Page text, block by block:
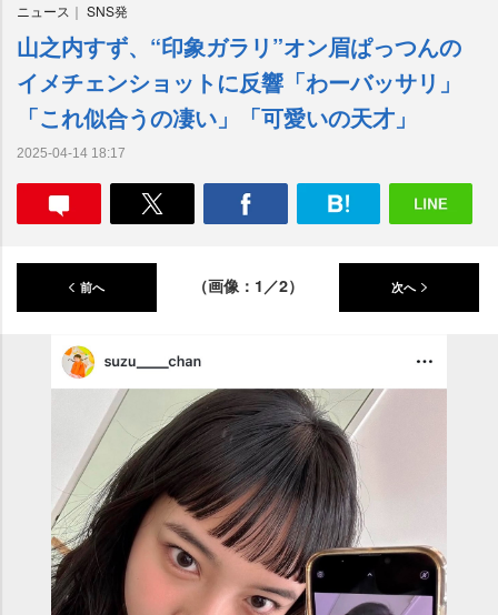
e
ニュース SNS発
山之内すず、“印象ガラリ”オン眉ぱっつんの
イメチェンショットに反響「わーバッサリ」
「これ似合うの凄い」「可愛いの天才」
2025-04-14 18:17
前へ （画像：1／2） 次へ